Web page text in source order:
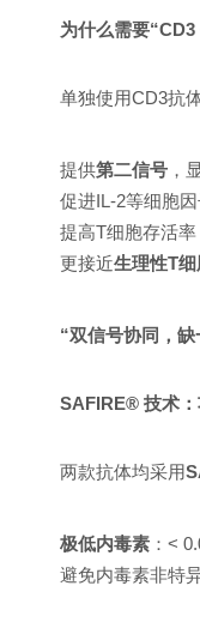
为什么需要
单独使用CD3抗
提供第二信号 ，
促进IL-2等细胞
提高T细胞存活
更接近生理性T
“双信号协同，
SAFIRE® 技术
两款抗体均采用
极低内毒素 ：<
避免内毒素非特